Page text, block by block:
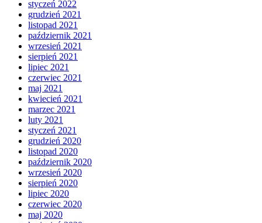
styczeń 2022
grudzień 2021
listopad 2021
październik 2021
wrzesień 2021
sierpień 2021
lipiec 2021
czerwiec 2021
maj 2021
kwiecień 2021
marzec 2021
luty 2021
styczeń 2021
grudzień 2020
listopad 2020
październik 2020
wrzesień 2020
sierpień 2020
lipiec 2020
czerwiec 2020
maj 2020